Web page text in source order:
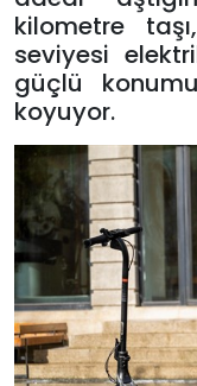
kilometre
seviyesi
güçlü
koyuyor.